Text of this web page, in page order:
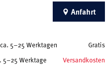
Anfahrt
5–25 Werktagen Gratis
5–25 Werktage Versandkosten